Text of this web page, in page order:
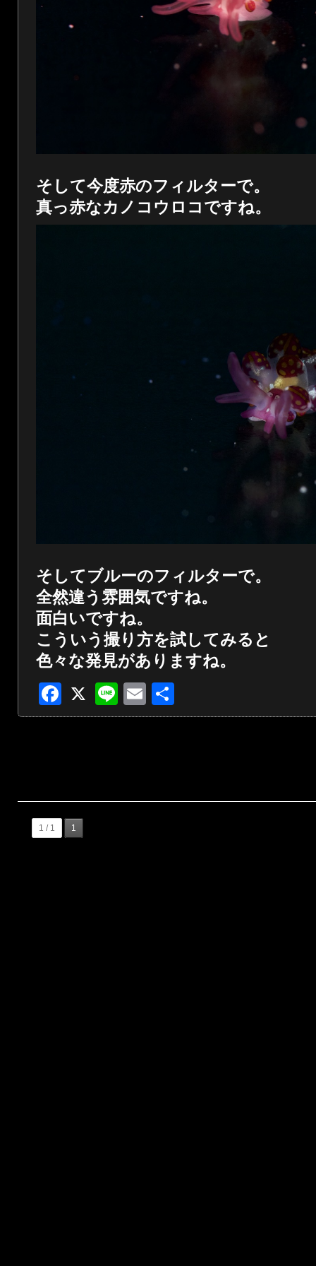
そして今度赤のフィルターで。
真っ赤なカノコウロコですね。
そしてブルーのフィルターで。
全然違う雰囲気ですね。
面白いですね。
こういう撮り方を試してみると
色々な発見がありますね。
Facebook
X LineEmail
有
1 / 1 1